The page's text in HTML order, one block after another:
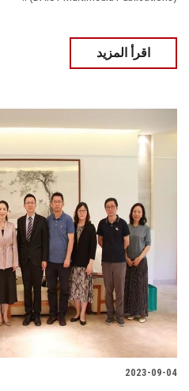
اقرأ المزيد
2023-09-04